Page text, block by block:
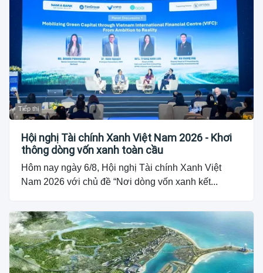
Tiếp thị
Hội nghị Tài chính Xanh Việt Nam 2026 - Khơi
thông dòng vốn xanh toàn cầu
Hôm nay ngày 6/8, Hội nghị Tài chính Xanh Việt
Nam 2026 với chủ đề “Nơi dòng vốn xanh kết...